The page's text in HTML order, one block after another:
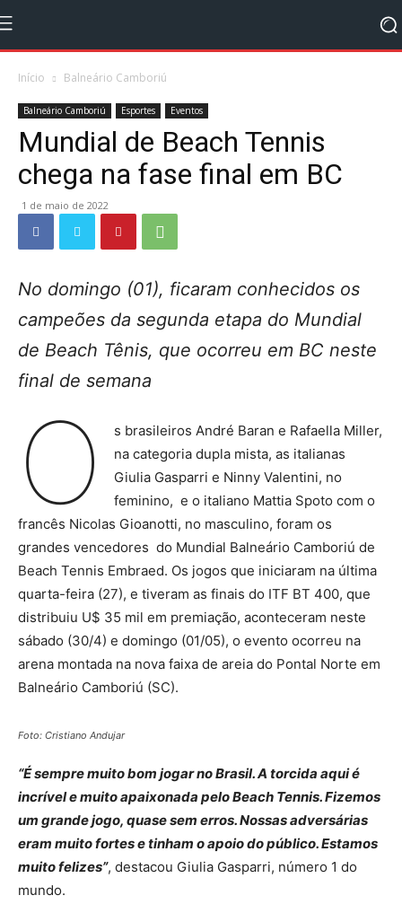
Início Balneário Camboriú
Balneário Camboriú Esportes Eventos
Mundial de Beach Tennis
chega na fase final em BC
1 de maio de 2022
No domingo (01), ficaram conhecidos os
campeões da segunda etapa do Mundial
de Beach Tênis, que ocorreu em BC neste
final de semana
O
s brasileiros André Baran e Rafaella Miller,
na categoria dupla mista, as italianas
Giulia Gasparri e Ninny Valentini, no
feminino, e o italiano Mattia Spoto com o
francês Nicolas Gioanotti, no masculino, foram os
grandes vencedores do Mundial Balneário Camboriú de
Beach Tennis Embraed. Os jogos que iniciaram na última
quarta-feira (27), e tiveram as finais do ITF BT 400, que
distribuiu U$ 35 mil em premiação, aconteceram neste
sábado (30/4) e domingo (01/05), o evento ocorreu na
arena montada na nova faixa de areia do Pontal Norte em
Balneário Camboriú (SC).
Foto: Cristiano Andujar
“É sempre muito bom jogar no Brasil. A torcida aqui é
incrível e muito apaixonada pelo Beach Tennis. Fizemos
um grande jogo, quase sem erros. Nossas adversárias
eram muito fortes e tinham o apoio do público. Estamos
muito felizes”, destacou Giulia Gasparri, número 1 do
mundo.